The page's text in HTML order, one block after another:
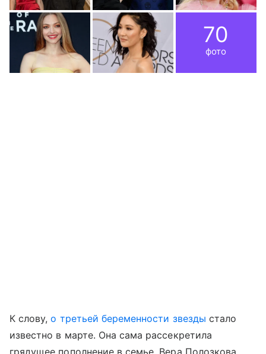
70
фото
К слову,о третьей беременности звезды стало
известно в марте. Она сама рассекретила
грядущее пополнение в семье. Вера Полозкова